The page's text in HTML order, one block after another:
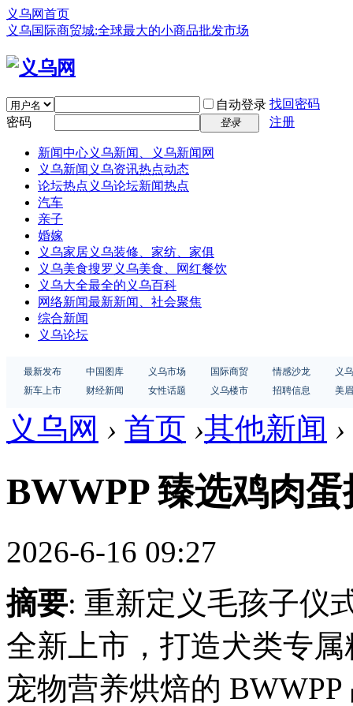
义乌网首页
义乌国际商贸城:全球最大的小商品批发市场
自动登录 找回密码
密码
登录 注册
新闻中心义乌新闻、义乌新闻网
义乌新闻 义乌资讯热点动态
论坛热点 义乌论坛新闻热点
汽车
亲子
婚嫁
义乌家居义乌装修、家纺、家俱
义乌美食搜罗义乌美食、网红餐饮
义乌大全最全的义乌百科
网络新闻最新新闻、社会聚焦
综合新闻
义乌论坛
最新发布 中国图库 义乌市场 国际商贸 情感沙龙
义
新车上市
财经新闻 女性话题 义乌楼市 招聘信息 美
义乌网 › 首页 ›其他新闻 ›
BWWPP 臻选鸡肉蛋
2026-6-16 09:27
摘要: 重新定义毛孩子仪
全新上市，打造犬类专
宠物营养烘焙的